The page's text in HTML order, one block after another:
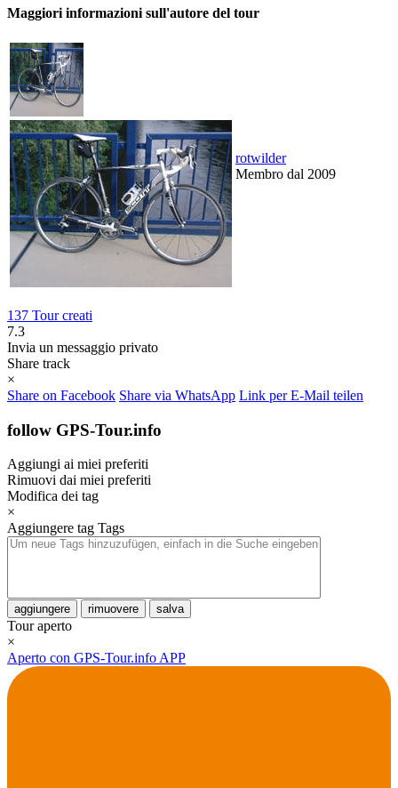
Maggiori informazioni sull'autore del tour
rotwilder
Membro dal 2009
137 Tour creati
7.3
Invia un messaggio privato
Share track
×
Share on Facebook Share via WhatsApp Link per E-Mail teilen
follow GPS-Tour.info
Aggiungi ai miei preferiti
Rimuovi dai miei preferiti
Modifica dei tag
×
Aggiungere tag Tags
aggiungere rimuovere salva
Tour aperto
×
Aperto con GPS-Tour.info APP